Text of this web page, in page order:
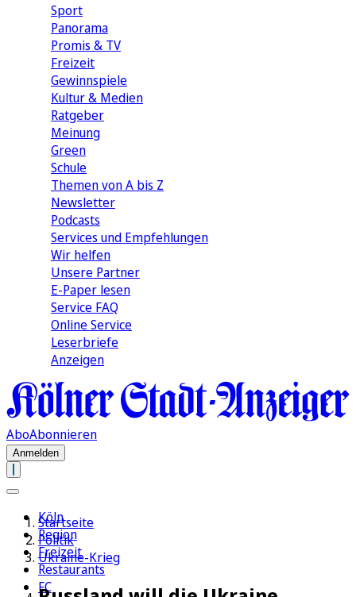
Sport
Panorama
Promis & TV
Freizeit
Gewinnspiele
Kultur & Medien
Ratgeber
Meinung
Green
Schule
Themen von A bis Z
Newsletter
Podcasts
Services und Empfehlungen
Wir helfen
Unsere Partner
E-Paper lesen
Service FAQ
Online Service
Leserbriefe
Anzeigen
AboAbonnieren
Anmelden
Köln
Region
Freizeit
Restaurants
FC
Startseite
Politik
Ukraine-Krieg